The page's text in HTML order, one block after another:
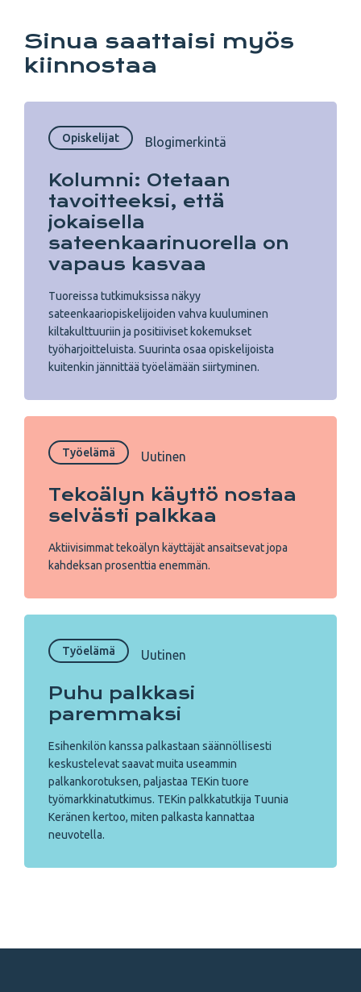
Sinua saattaisi myös
kiinnostaa
Opiskelijat Blogimerkintä
Kolumni: Otetaan
tavoitteeksi, että
jokaisella
sateenkaarinuorella on
vapaus kasvaa
Tuoreissa tutkimuksissa näkyy
sateenkaariopiskelijoiden vahva kuuluminen
kiltakulttuuriin ja positiiviset kokemukset
työharjoitteluista. Suurinta osaa opiskelijoista
kuitenkin jännittää työelämään siirtyminen.
Työelämä Uutinen
Tekoälyn käyttö nostaa
selvästi palkkaa
Aktiivisimmat tekoälyn käyttäjät ansaitsevat jopa
kahdeksan prosenttia enemmän.
Työelämä Uutinen
Puhu palkkasi
paremmaksi
Esihenkilön kanssa palkastaan säännöllisesti
keskustelevat saavat muita useammin
palkankorotuksen, paljastaa TEKin tuore
työmarkkinatutkimus. TEKin palkkatutkija Tuunia
Keränen kertoo, miten palkasta kannattaa
neuvotella.